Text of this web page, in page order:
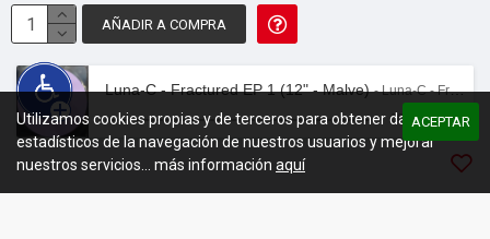
AÑADIR A COMPRA
Luna-C - Fractured EP 1 (12" - Malve) - Luna-C - Fractured EP 1 (12" - Malve)
00:00 /06:53
© 2026 - TotemTanz.com. Todos los derechos reservados
Diseño: InterIberica
ACEPTAR
Utilizamos cookies propias y de terceros para obtener datos
estadísticos de la navegación de nuestros usuarios y mejorar
nuestros servicios... más información aquí
4.8 / 5